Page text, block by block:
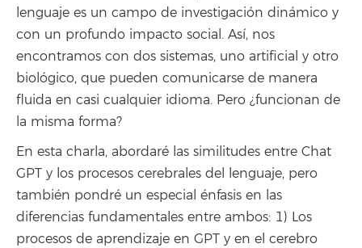
lenguaje es un campo de investigación dinámico y
con un profundo impacto social. Así, nos
encontramos con dos sistemas, uno artificial y otro
biológico, que pueden comunicarse de manera
fluida en casi cualquier idioma. Pero ¿funcionan de
la misma forma?
En esta charla, abordaré las similitudes entre Chat
GPT y los procesos cerebrales del lenguaje, pero
también pondré un especial énfasis en las
diferencias fundamentales entre ambos: 1) Los
procesos de aprendizaje en GPT y en el cerebro